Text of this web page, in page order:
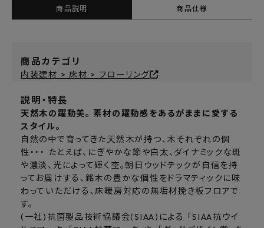
商品説明 商品仕様
商品カテゴリ
内装建材 > 床材 > フローリング
説明・特長
天然木の躍動美。 素材の躍動感をあるがままに愛する
スタイル。
自然の中で育ってきた天然木が持つ、木それぞれの個
性・・・ たとえば、にぎやかな節や白太、ダイナミックな斑
や濃淡、光によって輝く杢。朝日ウッドテックが自信を持
ってお届けする、銘木の豊かな個性をドラマティックに味
わっていただける、床暖房対応の無垢材挽き板フロアで
す。
(一社)抗菌製品技術協議会(SIAA)による 「SIAA抗ウイ